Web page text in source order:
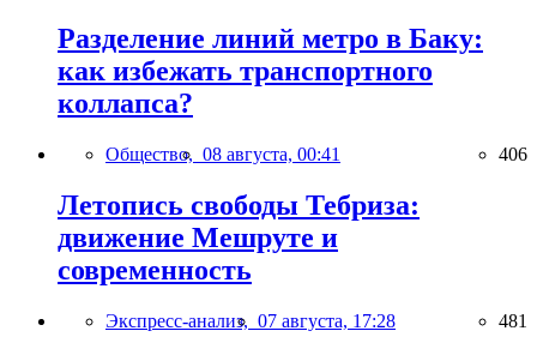
Разделение линий метро в Баку:
как избежать транспортного
коллапса?
Общество, 08 августа, 00:41 406
Летопись свободы Тебриза:
движение Мешруте и
современность
Экспресс-анализ, 07 августа, 17:28 481